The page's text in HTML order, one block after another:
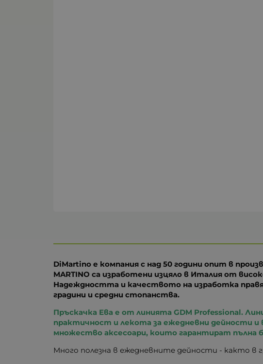
DiMartino е компания с над 50 години опит в
MARTINO са изработени изцяло в Италия от
Надеждността и качеството на изработка
градини и средни стопанства.
Пръскачка Ева е от линията GDM Professional.
практичност и лекота за ежедневни дейности и
множество аксесоари, които гарантират пълна
Много полезна в ежедневните дейности - както